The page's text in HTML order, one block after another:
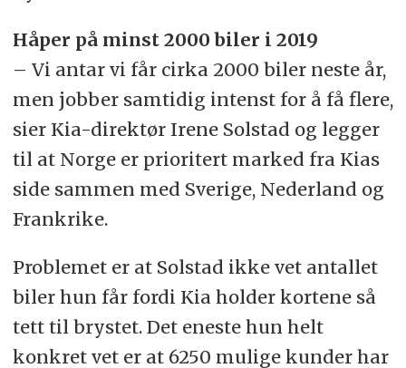
Håper på minst 2000 biler i 2019
– Vi antar vi får cirka 2000 biler neste år,
men jobber samtidig intenst for å få flere,
sier Kia-direktør Irene Solstad og legger
til at Norge er prioritert marked fra Kias
side sammen med Sverige, Nederland og
Frankrike.
Problemet er at Solstad ikke vet antallet
biler hun får fordi Kia holder kortene så
tett til brystet. Det eneste hun helt
konkret vet er at 6250 mulige kunder har